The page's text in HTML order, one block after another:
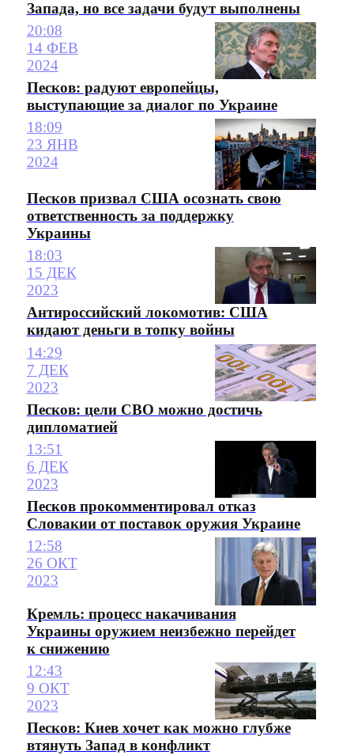
Запада, но все задачи будут выполнены
20:08
14 ФЕВ
2024
Песков: радуют европейцы,
выступающие за диалог по Украине
18:09
23 ЯНВ
2024
Песков призвал США осознать свою
ответственность за поддержку
Украины
18:03
15 ДЕК
2023
Антироссийский локомотив: США
кидают деньги в топку войны
14:29
7 ДЕК
2023
Песков: цели СВО можно достичь
дипломатией
13:51
6 ДЕК
2023
Песков прокомментировал отказ
Словакии от поставок оружия Украине
12:58
26 ОКТ
2023
Кремль: процесс накачивания
Украины оружием неизбежно перейдет
к снижению
12:43
9 ОКТ
2023
Песков: Киев хочет как можно глубже
втянуть Запад в конфликт